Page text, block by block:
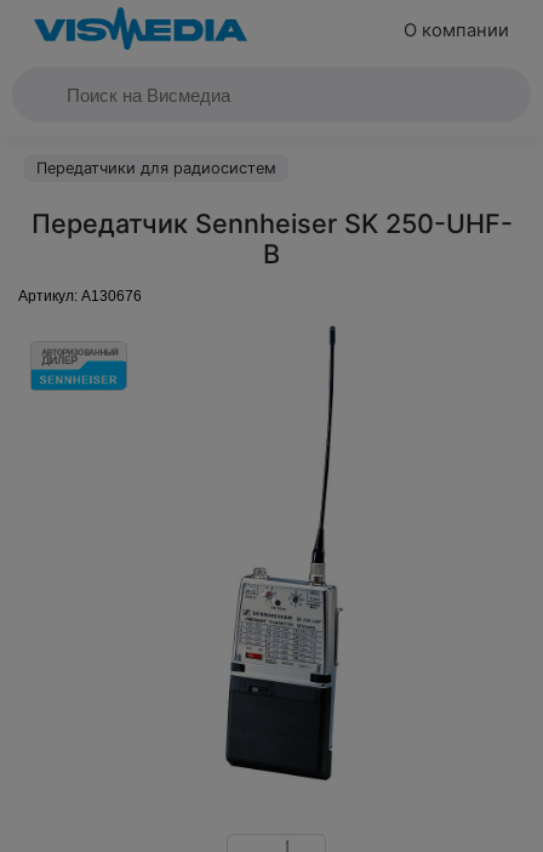
О компании
Передатчики для радиосистем
Передатчик Sennheiser SK 250-UHF-
B
Артикул: A130676